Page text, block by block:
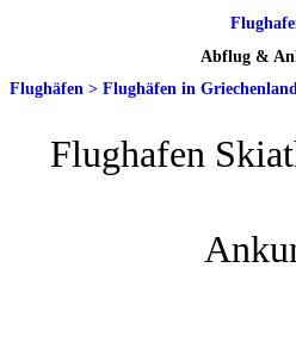
Abflug &
Flughäfen > Flughäfen in Griechenland
Flughafen